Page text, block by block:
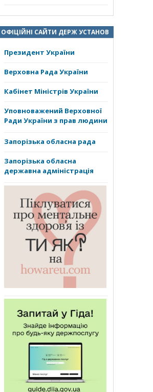
ОФІЦІЙНІ САЙТИ ДЕРЖ УСТАНОВ
Президент України
Верховна Рада України
Кабінет Міністрів України
Уповноважений Верховної
Ради України з прав людини
Запорізька обласна рада
Запорізька обласна
державна адміністрація